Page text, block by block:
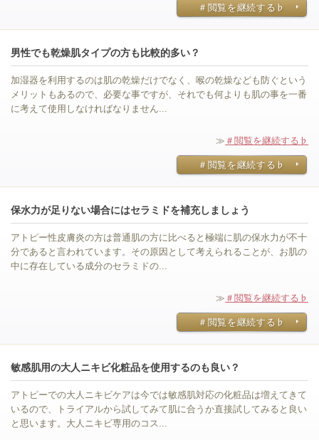
＃閲覧を継続する♭
男性でも乾燥肌タイプの方も比較的多い？
加湿器を利用するのは肌の乾燥だけでなく、喉の乾燥なども防ぐという
メリットもあるので、必要な事ですが、それでも何よりも肌の事を一番
に考えて使用しなければなりません...
≫ ＃閲覧を継続する♭
＃閲覧を継続する♭
保水力が足りない場合にはセラミドを補充しましょう
アトピー性皮膚炎の方は普通肌の方に比べると極端に肌の保水力が不十
分であると言われています。その原因として考えられることが、お肌の
中に存在している成分のセラミドの...
≫ ＃閲覧を継続する♭
＃閲覧を継続する♭
敏感肌用の大人ニキビ化粧品を使用するのも良い？
アトピーでの大人ニキビケアは今では敏感肌対応の化粧品は増えてきて
いるので、トライアルから試してみて肌に合うか直接試してみると良い
と思います。大人ニキビ専用のコス...